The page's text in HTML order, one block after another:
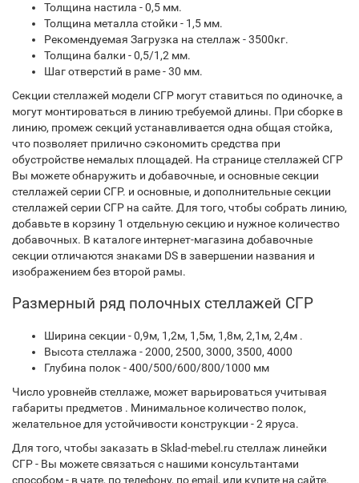
Толщина настила - 0,5 мм.
Толщина металла стойки - 1,5 мм.
Рекомендуемая Загрузка на стеллаж - 3500кг.
Толщина балки - 0,5/1,2 мм.
Шаг отверстий в раме - 30 мм.
Секции стеллажей модели СГР могут ставиться по одиночке, а
могут монтироваться в линию требуемой длины. При сборке в
линию, промеж секций устанавливается одна общая стойка,
что позволяет прилично сэкономить средства при
обустройстве немалых площадей. На странице стеллажей СГР
Вы можете обнаружить и добавочные, и основные секции
стеллажей серии СГР. и основные, и дополнительные секции
стеллажей серии СГР на сайте. Для того, чтобы собрать линию,
добавьте в корзину 1 отдельную секцию и нужное количество
добавочных. В каталоге интернет-магазина добавочные
секции отличаются знаками DS в завершении названия и
изображением без второй рамы.
Размерный ряд полочных стеллажей СГР
Ширина секции - 0,9м, 1,2м, 1,5м, 1,8м, 2,1м, 2,4м .
Высота стеллажа - 2000, 2500, 3000, 3500, 4000
Глубина полок - 400/500/600/800/1000 мм
Число уровнейв стеллаже, может варьироваться учитывая
габариты предметов . Минимальное количество полок,
желательное для устойчивости конструкции - 2 яруса.
Для того, чтобы заказать в Sklad-mebel.ru стеллаж линейки
СГР - Вы можете связаться с нашими консультантами
способом - в чате, по телефону, по email, или купите на сайте.